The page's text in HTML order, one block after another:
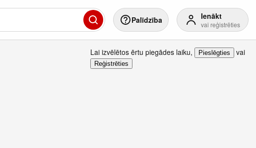
Palīdzība Ienākt
vai reģistrēties
Lai izvēlētos ērtu piegādes laiku, Pieslēgties vai
Reģistrēties